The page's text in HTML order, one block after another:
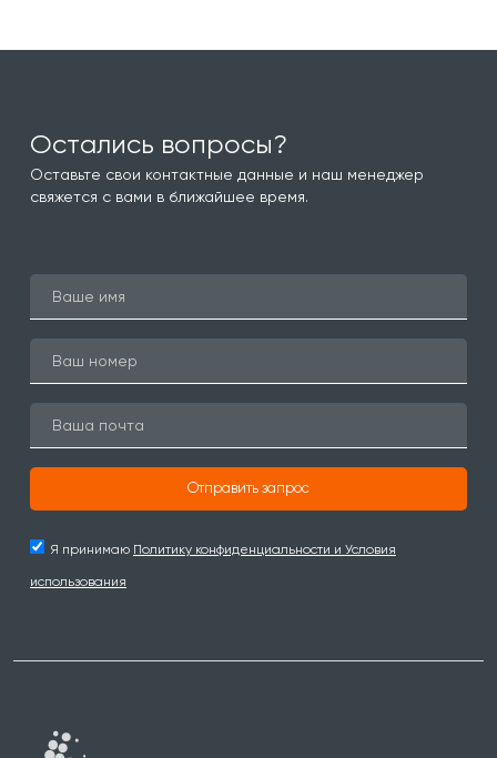
Остались вопросы?
Оставьте свои контактные данные и наш менеджер
свяжется с вами в ближайшее время.
Отправить запрос
Я принимаю Политику конфиденциальности и Условия
использования